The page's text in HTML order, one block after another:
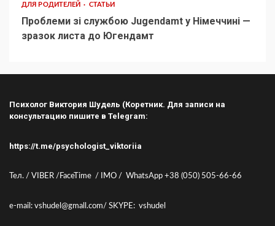
ДЛЯ РОДИТЕЛЕЙ СТАТЬИ
Проблеми зі службою Jugendamt у Німеччині —
зразок листа до Югендамт
Психолог Виктория Шудель (Коретник. Для записи на
консультацию пишите в Telegram:
https://t.me/psychologist_viktoriia
Тел. / VIBER /FaceTime / IMO / WhatsApp +38 (050) 505-66-66
e-mail: vshudel@gmall.com/ SKYPE: vshudel